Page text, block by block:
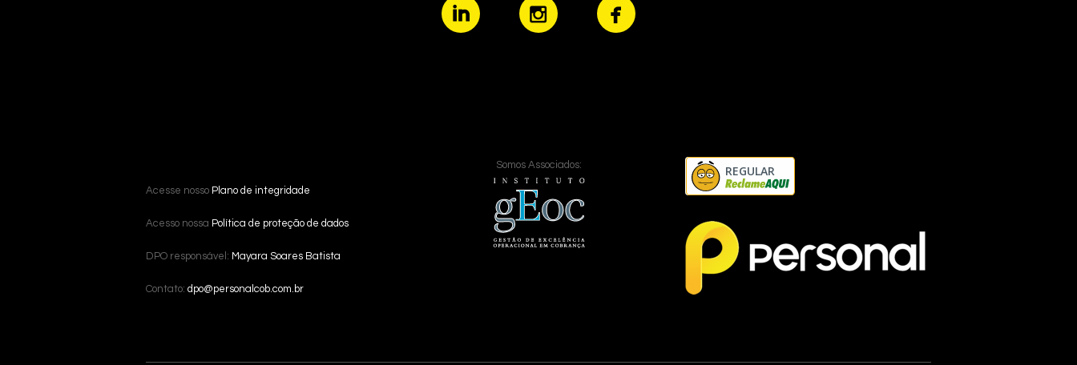
Acesse nosso Plano de integridade
Acesso nossa Política de proteção de dados
DPO responsável: Mayara Soares Batista
Contato: dpo@personalcob.com.br
Somos Associados: REGULAR